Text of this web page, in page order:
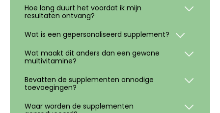
Hoe lang duurt het voordat ik mijn
resultaten ontvang?
Wat is een gepersonaliseerd supplement?
Wat maakt dit anders dan een gewone
multivitamine?
Bevatten de supplementen onnodige
toevoegingen?
Waar worden de supplementen